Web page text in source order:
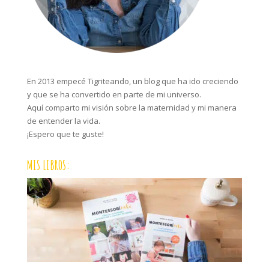
En 2013 empecé Tigriteando, un blog que ha ido creciendo
y que se ha convertido en parte de mi universo.
Aquí comparto mi visión sobre la maternidad y mi manera
de entender la vida.
¡Espero que te guste!
MIS LIBROS: